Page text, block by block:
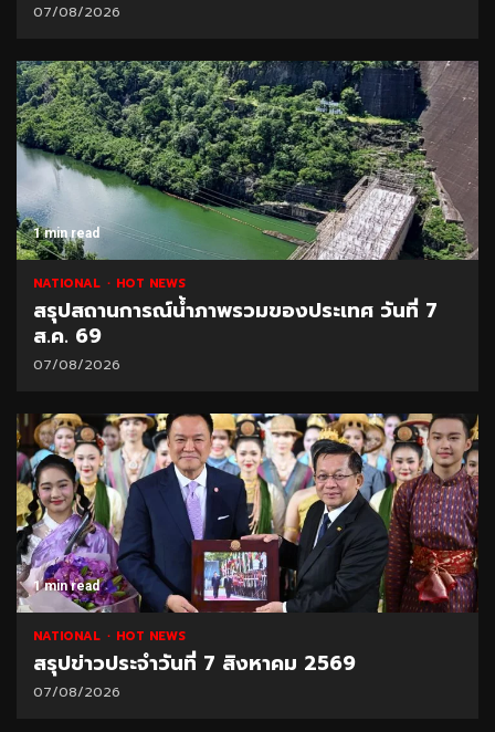
07/08/2026
1 min read
NATIONAL HOT NEWS
สรุปสถานการณ์น้ำภาพรวมของประเทศ วันที่ 7
ส.ค. 69
07/08/2026
1 min read
NATIONAL HOT NEWS
สรุปข่าวประจำวันที่ 7 สิงหาคม 2569
07/08/2026